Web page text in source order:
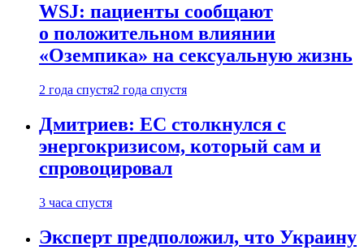
WSJ: пациенты сообщают
о положительном влиянии
«Оземпика» на сексуальную жизнь
2 года спустя2 года спустя
Дмитриев: ЕС столкнулся с
энергокризисом, который сам и
спровоцировал
3 часа спустя
Эксперт предположил, что Украину